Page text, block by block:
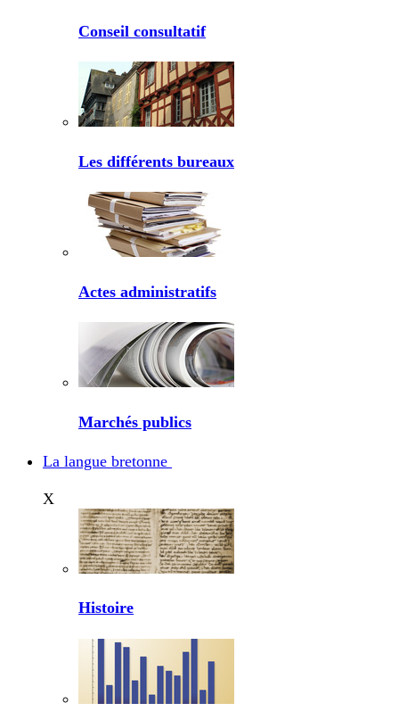
Conseil consultatif
Les différents bureaux
Actes administratifs
Marchés publics
La langue bretonne
X
Histoire